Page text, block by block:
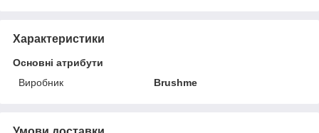
Характеристики
Основні атрибути
Виробник
Brushme